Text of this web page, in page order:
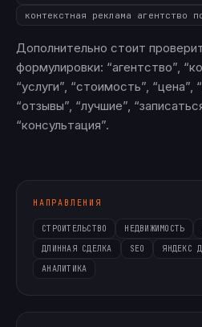
контекстная реклама агентство
Дополнительно стоит
формулировки: “агентство”,
“услуги”, “стоимость”, “цена”,
“отзывы”, “лучшие”,
“консультация”.
НАПРАВЛЕНИЯ
СТРОИТЕЛЬСТВО НЕДВИЖИМОСТЬ
ДЛИННАЯ СДЕЛКА
SEO ЯНДЕКС
АНАЛИТИКА